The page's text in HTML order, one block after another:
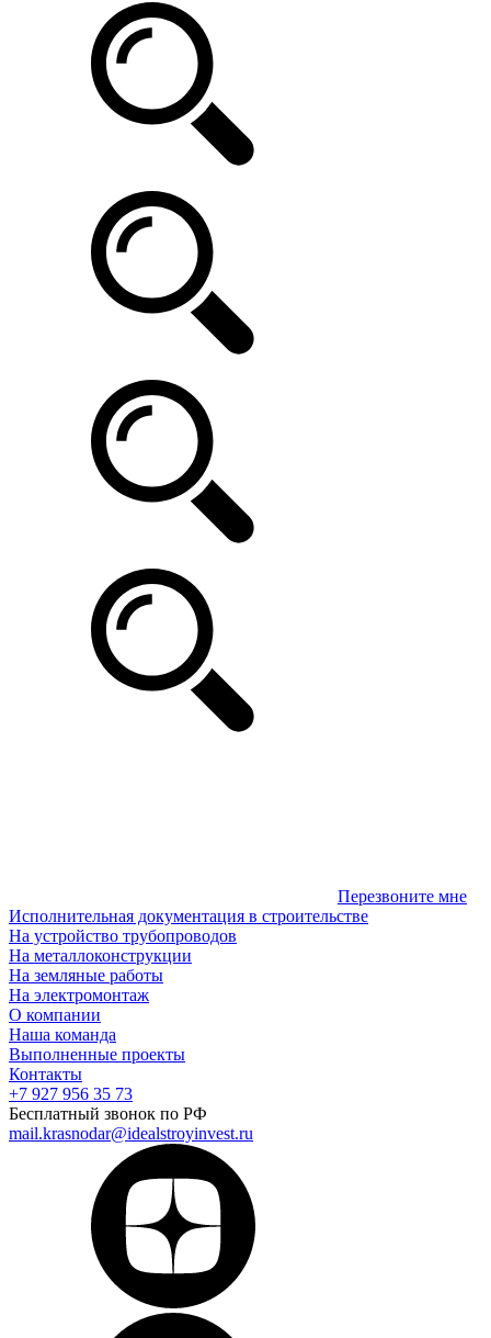
Перезвоните мне
Исполнительная документация в строительстве
На устройство трубопроводов
На металлоконструкции
На земляные работы
На электромонтаж
О компании
Наша команда
Выполненные проекты
Контакты
+7 927 956 35 73
Бесплатный звонок по РФ
mail.krasnodar@idealstroyinvest.ru